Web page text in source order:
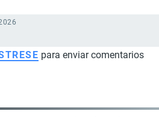
para enviar comentarios